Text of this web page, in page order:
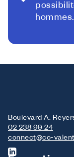
hommes.
Boulevard A.
02 238 99 24
connect@co-